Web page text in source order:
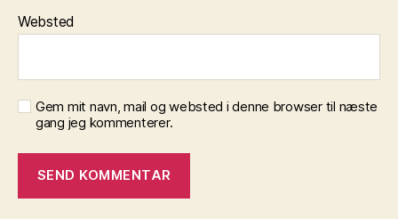
Websted
Gem mit navn, mail og websted i denne browser til næste
gang jeg kommenterer.